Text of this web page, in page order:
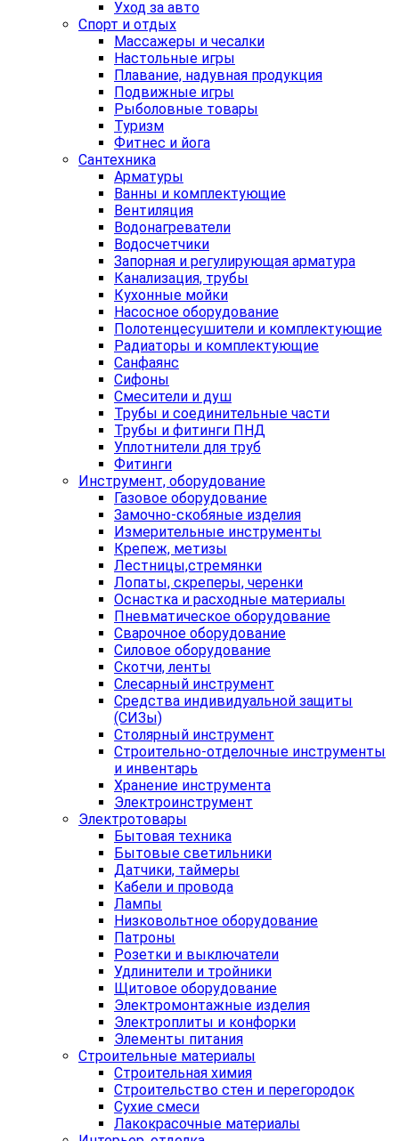
Уход за авто
Спорт и отдых
Массажеры и чесалки
Настольные игры
Плавание, надувная продукция
Подвижные игры
Рыболовные товары
Туризм
Фитнес и йога
Сантехника
Арматуры
Ванны и комплектующие
Вентиляция
Водонагреватели
Водосчетчики
Запорная и регулирующая арматура
Канализация, трубы
Кухонные мойки
Насосное оборудование
Полотенцесушители и комплектующие
Радиаторы и комплектующие
Санфаянс
Сифоны
Смесители и душ
Трубы и соединительные части
Трубы и фитинги ПНД
Уплотнители для труб
Фитинги
Инструмент, оборудование
Газовое оборудование
Замочно-скобяные изделия
Измерительные инструменты
Крепеж, метизы
Лестницы,стремянки
Лопаты, скреперы, черенки
Оснастка и расходные материалы
Пневматическое оборудование
Сварочное оборудование
Силовое оборудование
Скотчи, ленты
Слесарный инструмент
Средства индивидуальной защиты
(СИЗы)
Столярный инструмент
Строительно-отделочные инструменты
и инвентарь
Хранение инструмента
Электроинструмент
Электротовары
Бытовая техника
Бытовые светильники
Датчики, таймеры
Кабели и провода
Лампы
Низковольтное оборудование
Патроны
Розетки и выключатели
Удлинители и тройники
Щитовое оборудование
Электромонтажные изделия
Электроплиты и конфорки
Элементы питания
Строительные материалы
Строительная химия
Строительство стен и перегородок
Сухие смеси
Лакокрасочные материалы